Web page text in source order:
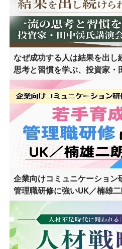
なぜ成功する人は結果を出し
思考と習慣を学ぶ、投資家・
企業向けコミュニケーション
管理職研修に強いUK／楠雄